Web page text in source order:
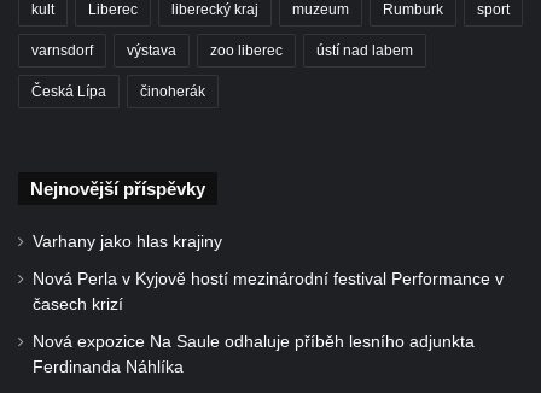
kult Liberec liberecký kraj muzeum Rumburk sport
varnsdorf výstava zoo liberec ústí nad labem
Česká Lípa činoherák
Nejnovější příspěvky
Varhany jako hlas krajiny
Nová Perla v Kyjově hostí mezinárodní festival Performance v
časech krizí
Nová expozice Na Saule odhaluje příběh lesního adjunkta
Ferdinanda Náhlíka